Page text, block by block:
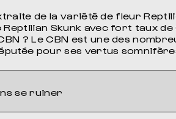
de la variété de fleur
Skunk avec fort taux de
? Le CBN est une des
pour ses vertus
se ruiner